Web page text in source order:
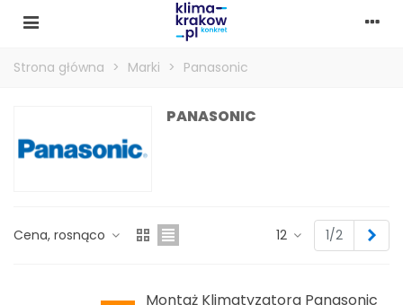
Strona główna > Marki > Panasonic
PANASONIC
Cena, rosnąco 12 1/2
Montaż Klimatyzatora Panasonic